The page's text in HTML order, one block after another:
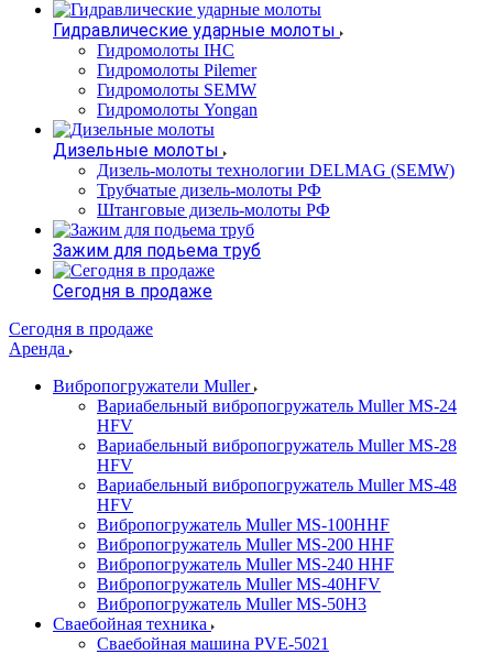
Гидравлические ударные молоты
Гидромолоты IHC
Гидромолоты Pilemer
Гидромолоты SEMW
Гидромолоты Yongan
Дизельные молоты
Дизель-молоты технологии DELMAG (SEMW)
Трубчатые дизель-молоты РФ
Штанговые дизель-молоты РФ
Зажим для подьема труб
Сегодня в продаже
Сегодня в продаже
Аренда
Вибропогружатели Muller
Вариабельный вибропогружатель Muller MS-24
HFV
Вариабельный вибропогружатель Muller MS-28
HFV
Вариабельный вибропогружатель Muller MS-48
HFV
Вибропогружатель Muller MS-100HHF
Вибропогружатель Muller MS-200 HHF
Вибропогружатель Muller MS-240 HHF
Вибропогружатель Muller MS-40HFV
Вибропогружатель Muller MS-50H3
Сваебойная техника
Сваебойная машина PVE-5021